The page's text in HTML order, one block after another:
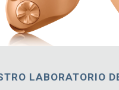
LABORATORIO